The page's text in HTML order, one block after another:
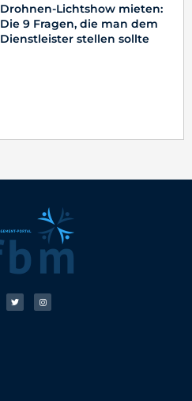
Drohnen-Lichtshow mieten:
Die 9 Fragen, die man dem
Dienstleister stellen sollte